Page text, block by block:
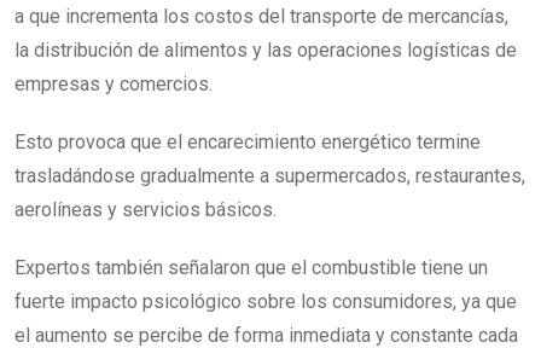
a que incrementa los costos del transporte de mercancías,
la distribución de alimentos y las operaciones logísticas de
empresas y comercios.
Esto provoca que el encarecimiento energético termine
trasladándose gradualmente a supermercados, restaurantes,
aerolíneas y servicios básicos.
Expertos también señalaron que el combustible tiene un
fuerte impacto psicológico sobre los consumidores, ya que
el aumento se percibe de forma inmediata y constante cada